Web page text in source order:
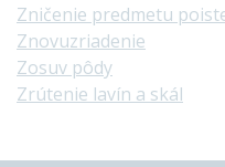
Zničenie predmetu
Znovuzriadenie
Zosuv pôdy
Zrútenie lavín a skál